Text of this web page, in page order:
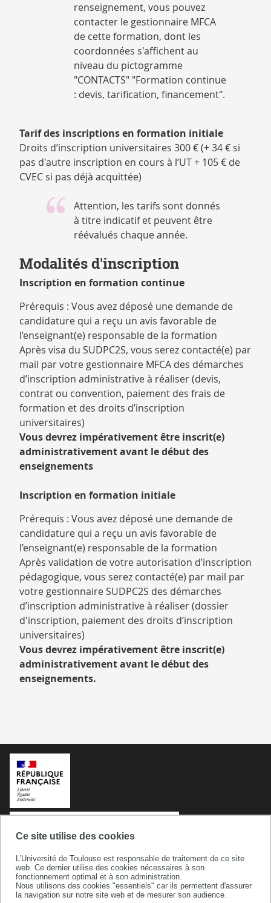
Ce site utilise des cookies
L'Université de Toulouse est responsable de traitement de ce site
web. Ce dernier utilise des cookies nécessaires à son
fonctionnement optimal et à son administration.
Nous utilisons des cookies "essentiels" car ils permettent d'assurer
la navigation sur notre site web et de mesurer son audience.
renseignement, vous pouvez
contacter le gestionnaire MFCA
de cette formation, dont les
coordonnées s'affichent au
niveau du pictogramme
"CONTACTS" "Formation continue
: devis, tarification, financement".
Tarif des inscriptions en formation initiale
Droits d’inscription universitaires 300 € (+ 34 € si
pas d'autre inscription en cours à l’UT + 105 € de
CVEC si pas déjà acquittée)
Attention, les tarifs sont donnés
à titre indicatif et peuvent être
réévalués chaque année.
Modalités d'inscription
Inscription en formation continue
Prérequis : Vous avez déposé une demande de
candidature qui a reçu un avis favorable de
l’enseignant(e) responsable de la formation
Après visa du SUDPC2S, vous serez contacté(e) par
mail par votre gestionnaire MFCA des démarches
d’inscription administrative à réaliser (devis,
contrat ou convention, paiement des frais de
formation et des droits d’inscription
universitaires)
Vous devrez impérativement être inscrit(e)
administrativement avant le début des
enseignements
Inscription en formation initiale
Prérequis : Vous avez déposé une demande de
candidature qui a reçu un avis favorable de
l’enseignant(e) responsable de la formation
Après validation de votre autorisation d’inscription
pédagogique, vous serez contacté(e) par mail par
votre gestionnaire SUDPC2S des démarches
d’inscription administrative à réaliser (dossier
d'inscription, paiement des droits d’inscription
universitaires)
Vous devrez impérativement être inscrit(e)
administrativement avant le début des
enseignements.